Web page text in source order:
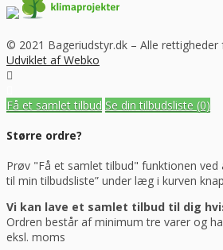
© 2021 Bageriudstyr.dk – Alle rettigheder
Udviklet af Webko
Få et samlet tilbud Se din tilbudsliste (0)
Større ordre?
Prøv "Få et samlet tilbud" funktionen
til min tilbudsliste” under læg i kurven
Vi kan lave et samlet tilbud til dig
Ordren består af minimum tre varer og
eksl. moms